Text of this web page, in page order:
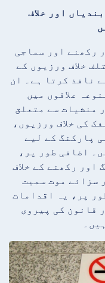
اور خلاف
رکھنے اور سماجی
خلاف ورزیوں کے
نافذ کرتا ہے۔ ان
علاقوں میں
منشیات سے متعلق
کی خلاف ورزیوں،
پارکنگ کے لیے
اضافی طور پر،
اور رکھنے کے خلاف
سزائے موت سمیت
پر، یہ اقدامات
قانون کی پیروی